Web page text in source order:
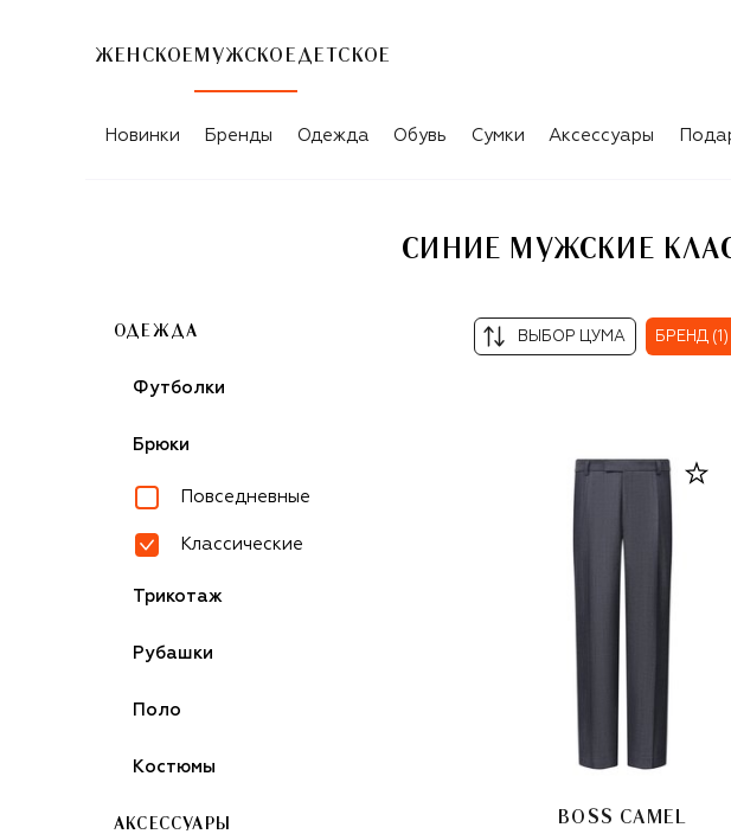
ЖЕНСКОЕ МУЖСКОЕ ДЕТСКОЕ
СИНИЕ МУЖСКИЕ КЛАССИЧЕСКИЕ БРЮКИ BOSS CAMEL
Новинки Бренды Одежда Обувь Сумки Аксессуары
СИНИЕ МУЖСКИЕ
ОДЕЖДА
Футболки
Брюки
Повседневные
Классические
Трикотаж
Рубашки
Поло
Костюмы
АКСЕССУАРЫ
ВЫБОР ЦУМА БРЕНД (1)
BOSS CAMEL